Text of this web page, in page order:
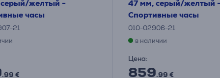
желтый -
часы
21
.99 €
47 мм, серый/желтый
Спортивные часы
010-02906-21
в наличии
Цена:
859.99 €